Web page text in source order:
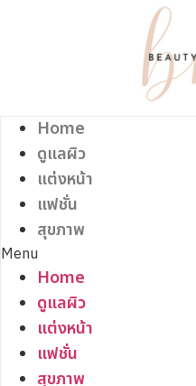
Home
ดูแลผิว
แต่งหน้า
แฟชั่น
สุขภาพ
Menu
Home
ดูแลผิว
แต่งหน้า
แฟชั่น
สุขภาพ